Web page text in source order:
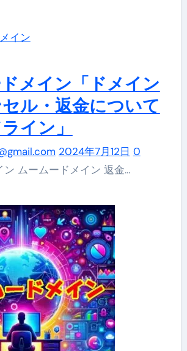
イン
メイン「ドメイン
ル・返金について
イン」
2024年7月12日 0
ン ムームードメイン 返金…